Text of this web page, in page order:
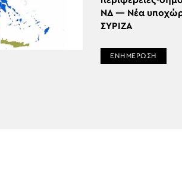
ΝΔ — Νέα
ΣΥΡΙΖΑ
ΕΝΗΜΕΡΩΣΗ